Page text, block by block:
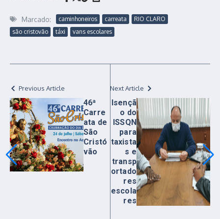
Marcado: caminhoneiros carreata
RIO CLARO
são cristovão
táxi vans escolares
Previous Article
46ª
Carre
ata de
São
Cristó
vão
Next Article
Isençã
o do
ISSQN
para
taxista
s e
transp
ortado
res
escola
res